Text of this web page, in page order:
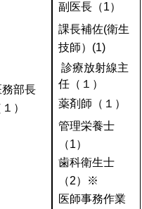
務部長
１）
副医長（1）
課長補佐(衛生
技師）(1)
診療放射線主
任（１）
薬剤師（１）
管理栄養士
（1）
歯科衛生士
（2）※
医師事務作業